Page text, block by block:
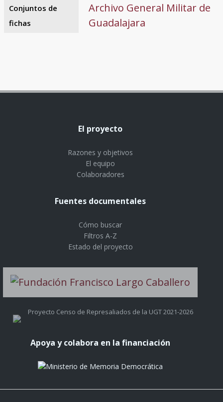
Conjuntos de
fichas
Archivo General Militar de
Guadalajara
El proyecto
Razones y objetivos
El equipo
Colaboradores
Fuentes documentales
Cómo buscar
Filtros A-Z
Estado del proyecto
Proyecto Censo de Represaliados de la UGT 2021-2026
Apoya y colabora en la financiación